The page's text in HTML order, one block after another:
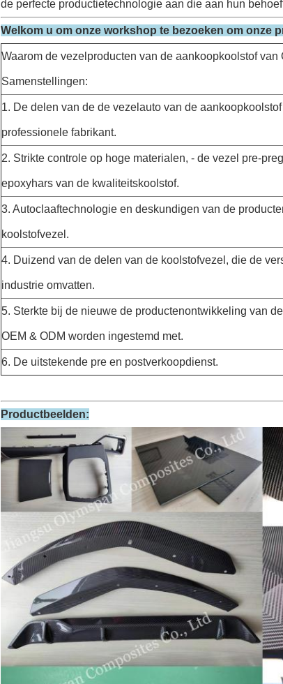
de perfecte productietechnologie aan die aan hun
Welkom u om onze workshop te bezoeken om onze
Waarom de vezelproducten van de aankoopkoolstof van
Samenstellingen:
1. De delen van de de vezelauto van de
professionele fabrikant.
2. Strikte controle op hoge materialen, - de vezel pre-
epoxyhars van de kwaliteitskoolstof.
3. Autoclaaftechnologie en deskundigen van de
koolstofvezel.
4. Duizend van de delen van de koolstofvezel, die de
industrie omvatten.
5. Sterkte bij de nieuwe de productenontwikkeling van
OEM & ODM worden ingestemd met.
6. De uitstekende pre en postverkoopdienst.
Productbeelden: